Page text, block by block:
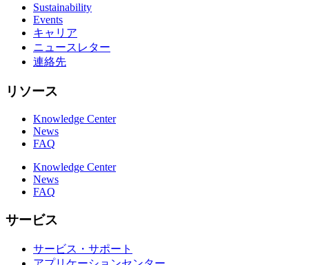
Sustainability
Events
キャリア
ニュースレター
連絡先
リソース
Knowledge Center
News
FAQ
Knowledge Center
News
FAQ
サービス
サービス・サポート